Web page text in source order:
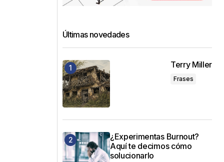
Últimas novedades
Terry Miller
Frases
¿Experimentas Burnout?
Aquí te decimos cómo
solucionarlo